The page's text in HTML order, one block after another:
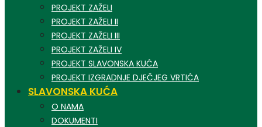
PROJEKT ZAŽELI
PROJEKT ZAŽELI II
PROJEKT ZAŽELI III
PROJEKT ZAŽELI IV
PROJEKT SLAVONSKA KUĆA
PROJEKT IZGRADNJE DJEČJEG VRTIĆA
SLAVONSKA KUĆA
O NAMA
DOKUMENTI